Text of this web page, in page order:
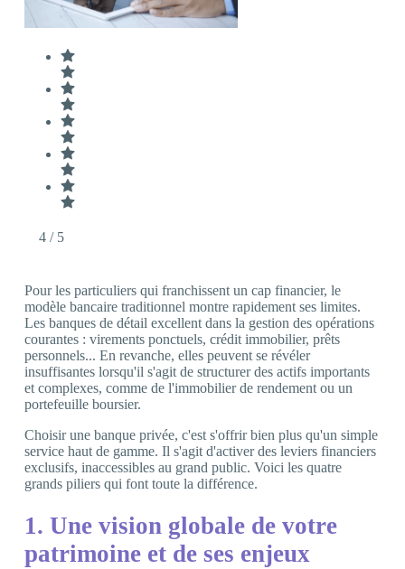
4 / 5
Pour les particuliers qui franchissent un cap financier, le
modèle bancaire traditionnel montre rapidement ses limites.
Les banques de détail excellent dans la gestion des opérations
courantes : virements ponctuels, crédit immobilier, prêts
personnels... En revanche, elles peuvent se révéler
insuffisantes lorsqu'il s'agit de structurer des actifs importants
et complexes, comme de l'immobilier de rendement ou un
portefeuille boursier.
Choisir une banque privée, c'est s'offrir bien plus qu'un simple
service haut de gamme. Il s'agit d'activer des leviers financiers
exclusifs, inaccessibles au grand public. Voici les quatre
grands piliers qui font toute la différence.
1. Une vision globale de votre
patrimoine et de ses enjeux